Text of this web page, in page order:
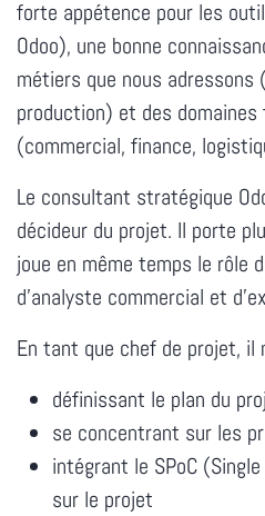
forte appétence pour les
Odoo), une bonne
métiers que nous adressons
production) et des
(commercial, finance,
Le consultant stratégique
décideur du projet. Il porte
joue en même temps le rôle
d’analyste commercial et
En tant que chef de projet, il
définissant le plan du
se concentrant sur les
intégrant le SPoC
sur le projet